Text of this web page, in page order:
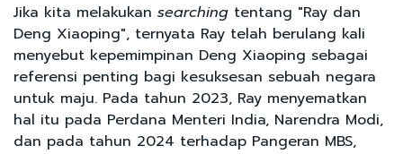
Jika kita melakukan searching tentang "Ray dan
Deng Xiaoping", ternyata Ray telah berulang kali
menyebut kepemimpinan Deng Xiaoping sebagai
referensi penting bagi kesuksesan sebuah negara
untuk maju. Pada tahun 2023, Ray menyematkan
hal itu pada Perdana Menteri India, Narendra Modi,
dan pada tahun 2024 terhadap Pangeran MBS,